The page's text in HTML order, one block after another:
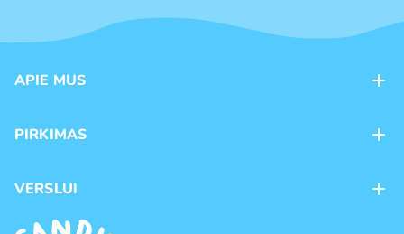
APIE MUS
Kontaktai
PIRKIMAS
Pristatymas
Prekių grąžinimas ir keitimas
VERSLUI
Franšizė